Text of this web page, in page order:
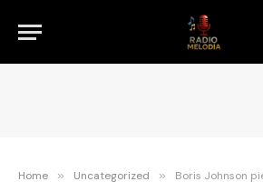
Home » Uncategorized » Boris Johnson pierde